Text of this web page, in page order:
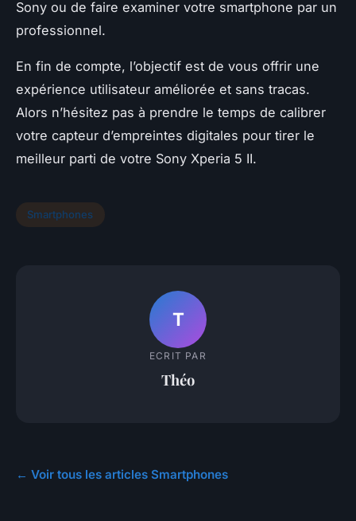
Sony ou de faire examiner votre smartphone par un
professionnel.
En fin de compte, l’objectif est de vous offrir une
expérience utilisateur améliorée et sans tracas.
Alors n’hésitez pas à prendre le temps de calibrer
votre capteur d’empreintes digitales pour tirer le
meilleur parti de votre Sony Xperia 5 II.
Smartphones
T
ECRIT PAR
Théo
← Voir tous les articles Smartphones